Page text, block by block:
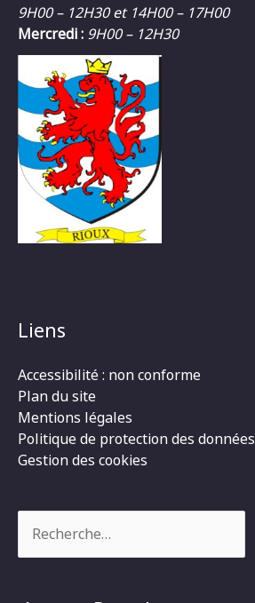
9H00 – 12H30 et 14H00 – 17H00
Mercredi : 9H00 – 12H30
Liens
Accessibilité : non conforme
Plan du site
Mentions légales
Politique de protection des données
Gestion des cookies